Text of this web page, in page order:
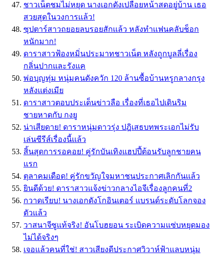
ชาวเน็ตชมไม่หยุด นางเอกดังเปลือยหน้าสดอยู่บ้าน เธอ
สวยสุดในวงการเเล้ว!
ซุปตาร์สาวถยอยลบรอยสักเเล้ว หลังทำเเฟนคลับช็อก
หนักมาก!
ดาราสาวฟ้องหมิ่นประมาทชาวเน็ต หลังถูกบูลลี่เรื่อง
กลิ่นปากและรังแค
พ่อบุญทุ่ม หนุ่มคนดังควัก 120 ล้านซื้อบ้านหรูกลางกรุง
หลังเเต่งเมีย
ดาราสาวตอบประเด็นข่าวลือ เรื่องที่เธอไปเดินริม
ชายหาดกับ กงยู
น่าเสียดาย! ดาราหนุ่มดาวรุ่ง ปฎิเสธบทพระเอกไม่รับ
เล่นซีรีส์เรื่องนี้เเล้ว
สิ้นสุดการรอคอย! คู่รักบันเทิงแฮปปี้ต้อนรับลูกชายคน
แรก
ตุลาคมเดือด! คู่รักขวัญใจมหาชนประกาศเลิกกันเเล้ว
ยินดีด้วย! ดาราสาวแจ้งข่าวกลางไอจีเรื่องลูกคนที่2
กวาดเรียบ! นางเอกดังโกอินเตอร์ แบรนด์ระดับโลกจอง
ตัวแล้ว
วาสนาจีซูแท้จริง! อันโบฮยอน ระเบิดความแซ่บหยุดมอง
ไม่ได้จริงๆ
เจอแล้วคนที่ใช่! สาวเสียงดีประกาศวิวาห์ฟ้าแลบหนุ่ม